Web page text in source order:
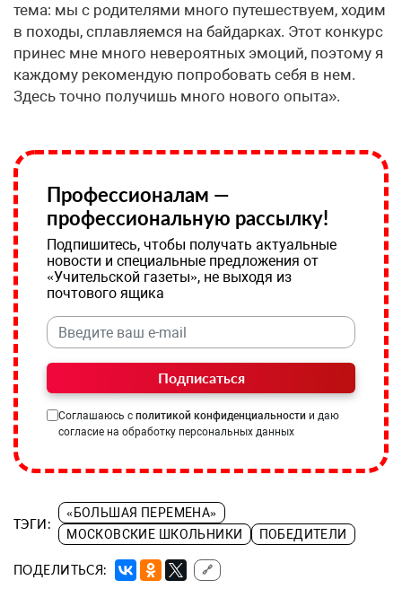
тема: мы с родителями много путешествуем, ходим
в походы, сплавляемся на байдарках. Этот конкурс
принес мне много невероятных эмоций, поэтому я
каждому рекомендую попробовать себя в нем.
Здесь точно получишь много нового опыта».
Профессионалам —
профессиональную рассылку!
Подпишитесь, чтобы получать актуальные
новости и специальные предложения от
«Учительской газеты», не выходя из
почтового ящика
Подписаться
Соглашаюсь с политикой конфиденциальности и даю
согласие на обработку персональных данных
ТЭГИ:
«БОЛЬШАЯ ПЕРЕМЕНА»
МОСКОВСКИЕ ШКОЛЬНИКИ
ПОБЕДИТЕЛИ
ПОДЕЛИТЬСЯ: 🔗